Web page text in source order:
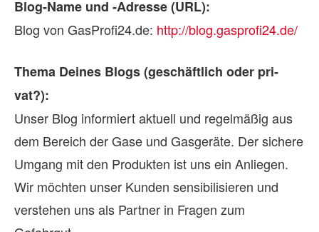
Blog-Name und -Adresse (URL):
Blog von GasProfi24.de: http://blog.gasprofi24.de/
Thema Dei­nes Blogs (ge­schäft­lich oder pri­
vat?):
Unser Blog informiert aktuell und regelmäßig aus
dem Bereich der Gase und Gasgeräte. Der sichere
Umgang mit den Produkten ist uns ein Anliegen.
Wir möchten unser Kunden sensibilisieren und
verstehen uns als Partner in Fragen zum